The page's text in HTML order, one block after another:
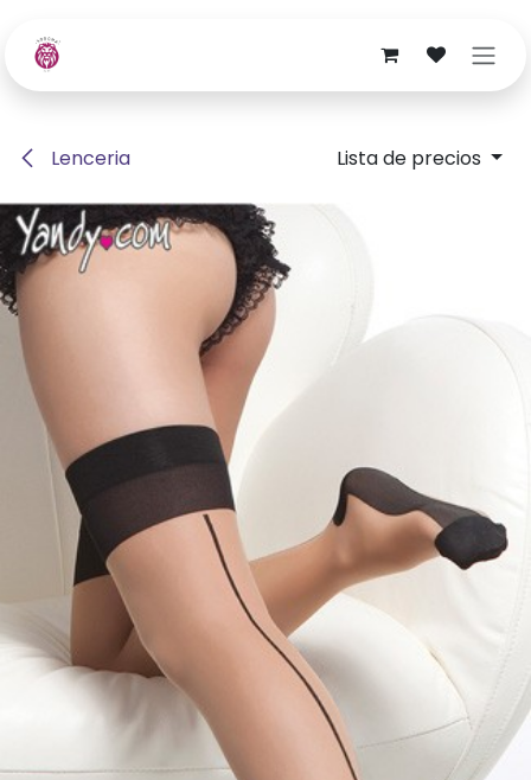
Lenceria Lista de precios